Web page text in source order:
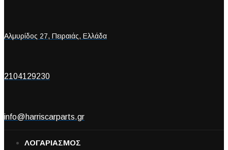
Αλμυρίδος 27, Πειραιάς, Ελλάδα
2104129230
info@harriscarparts.gr
ΛΟΓΑΡΙΑΣΜΟΣ